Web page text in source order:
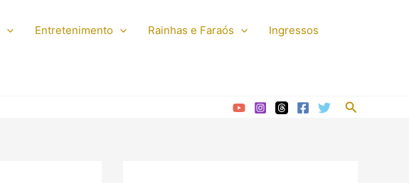
Entretenimento Rainhas e Faraós Ingressos
Pesquisar